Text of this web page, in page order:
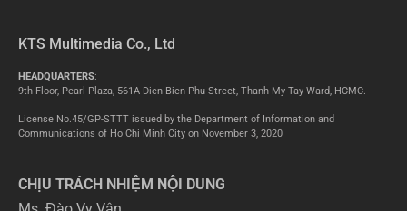
KTS Multimedia Co., Ltd
HEADQUARTERS:
9th Floor, Pearl Plaza, 561A Dien Bien Phu Street, Thanh My Tay Ward, HCMC.
License No.45/GP-STTT issued by the Department of Information and
Communications of Ho Chi Minh City on November 3, 2020
CHỊU TRÁCH NHIỆM NỘI DUNG